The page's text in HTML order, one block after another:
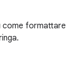
come formattare